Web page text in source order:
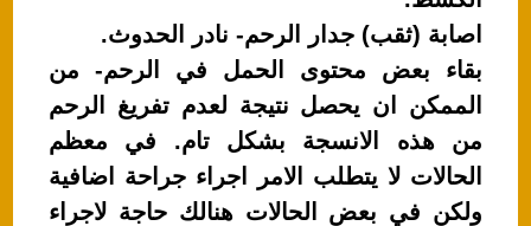
اصابة (ثقب) جدار الرحم- نادر الحدوث.
بقاء بعض محتوى الحمل في الرحم- من
الممكن ان يحصل نتيجة لعدم تفريغ الرحم
من هذه الانسجة بشكل تام. في معظم
الحالات لا يتطلب الامر اجراء جراحة اضافية
ولكن في بعض الحالات هنالك حاجة لاجراء